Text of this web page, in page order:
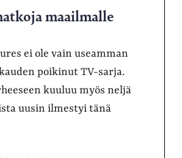
maailmalle
ei ole vain useamman
poikinut TV-sarja.
kuuluu myös neljä
uusin ilmestyi tänä